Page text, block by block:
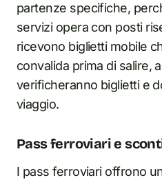
partenze specifiche,
servizi opera con posti
ricevono biglietti mobile
convalida prima di salire,
verificheranno biglietti e
viaggio.
Pass ferroviari e
I pass ferroviari offrono